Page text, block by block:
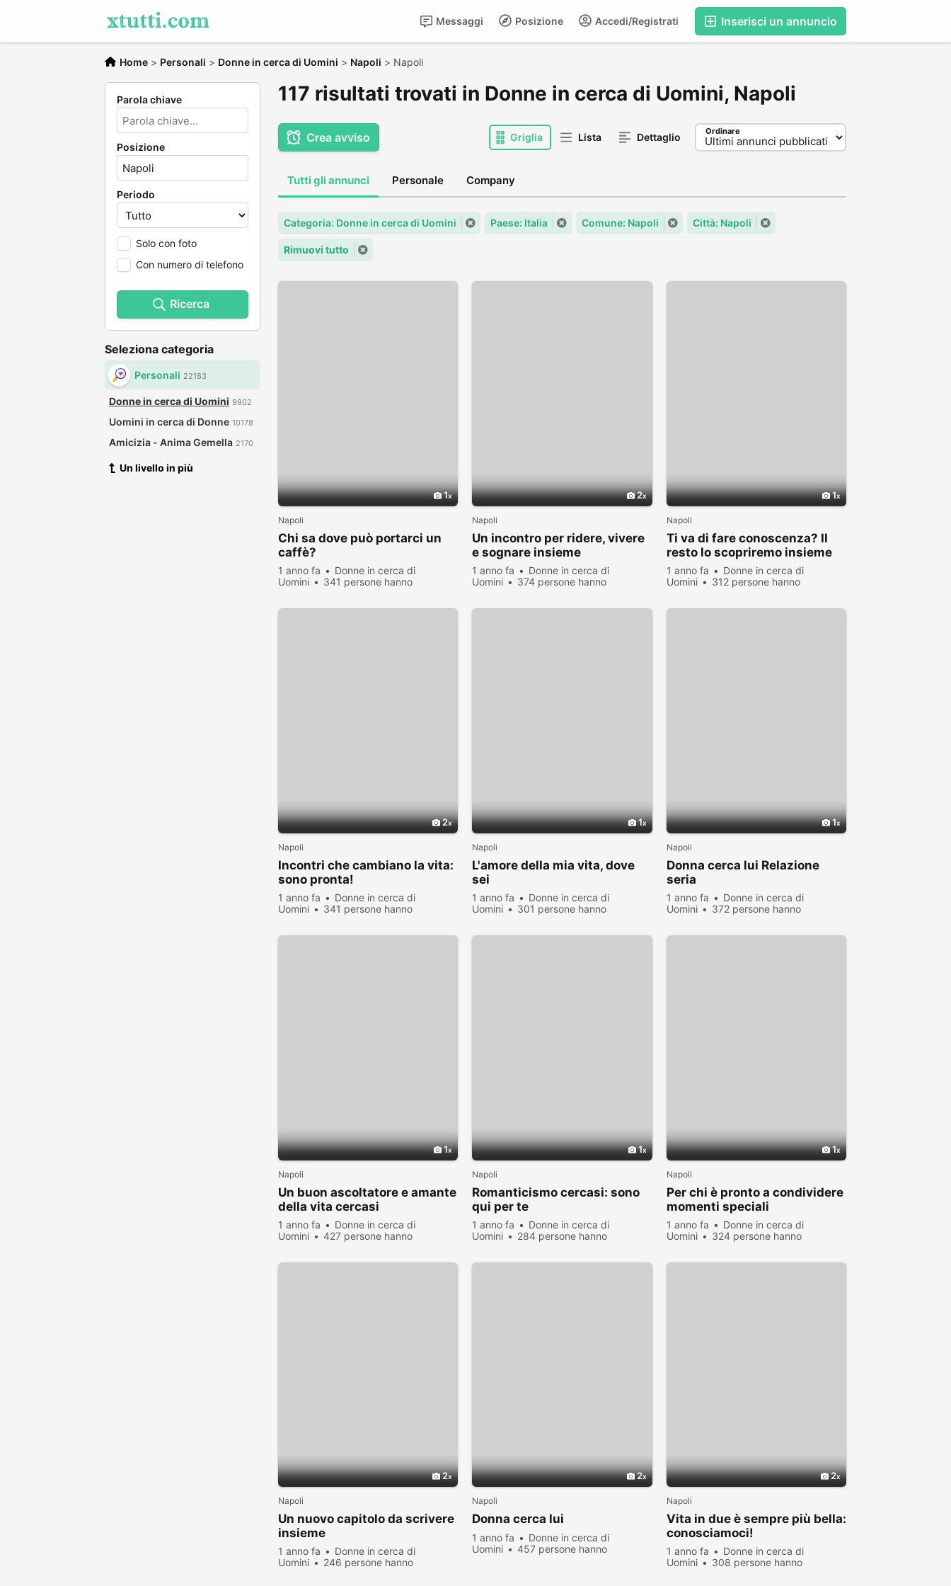
Inserisci un annuncio
Accedi/Registrati
Posizione
Messaggi
Home > Personali > Donne in cerca di Uomini > Napoli > Napoli
Parola chiave
Posizione
Periodo
Solo con foto
Con numero di telefono
Ricerca
Seleziona categoria
Personali 22183
Donne in cerca di Uomini 9902
Uomini in cerca di Donne 10178
Amicizia - Anima Gemella 2170
Un livello in più
117 risultati trovati in Donne in cerca di Uomini, Napoli
Crea avviso Griglia Lista Dettaglio Ordinare
Tutti gli annunci Personale Company
Categoria: Donne in cerca di Uomini Paese: Italia Comune: Napoli Città: Napoli
Rimuovi tutto
1
Napoli
Chi sa dove può portarci un
caffè?
1 anno fa
Donne in cerca di
Uomini
341 persone hanno
2
Napoli
Un incontro per ridere, vivere
e sognare insieme
1 anno fa
Donne in cerca di
Uomini
374 persone hanno
1
Napoli
Ti va di fare conoscenza? Il
resto lo scopriremo insieme
1 anno fa
Donne in cerca di
Uomini
312 persone hanno
2
Napoli
Incontri che cambiano la vita:
sono pronta!
1 anno fa
Donne in cerca di
Uomini
341 persone hanno
1
Napoli
L'amore della mia vita, dove
sei
1 anno fa
Donne in cerca di
Uomini
301 persone hanno
1
Napoli
Donna cerca lui Relazione
seria
1 anno fa
Donne in cerca di
Uomini
372 persone hanno
1
Napoli
Un buon ascoltatore e amante
della vita cercasi
1 anno fa
Donne in cerca di
Uomini
427 persone hanno
1
Napoli
Romanticismo cercasi: sono
qui per te
1 anno fa
Donne in cerca di
Uomini
284 persone hanno
1
Napoli
Per chi è pronto a condividere
momenti speciali
1 anno fa
Donne in cerca di
Uomini
324 persone hanno
2
Napoli
Un nuovo capitolo da scrivere
insieme
1 anno fa
Donne in cerca di
Uomini
246 persone hanno
2
Napoli
Donna cerca lui
1 anno fa
Donne in cerca di
Uomini
457 persone hanno
2
Napoli
Vita in due è sempre più bella:
conosciamoci!
1 anno fa
Donne in cerca di
Uomini
308 persone hanno